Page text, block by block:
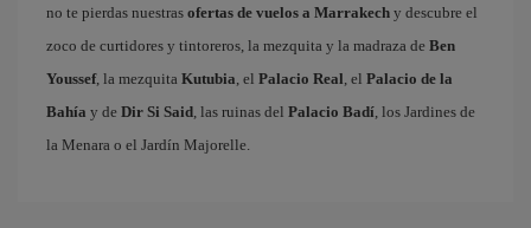
no te pierdas nuestras ofertas de vuelos a Marrakech y descubre el
zoco de curtidores y tintoreros, la mezquita y la madraza de Ben
Youssef, la mezquita Kutubia, el Palacio Real, el Palacio de la
Bahía y de Dir Si Said, las ruinas del Palacio Badí, los Jardines de
la Menara o el Jardín Majorelle.